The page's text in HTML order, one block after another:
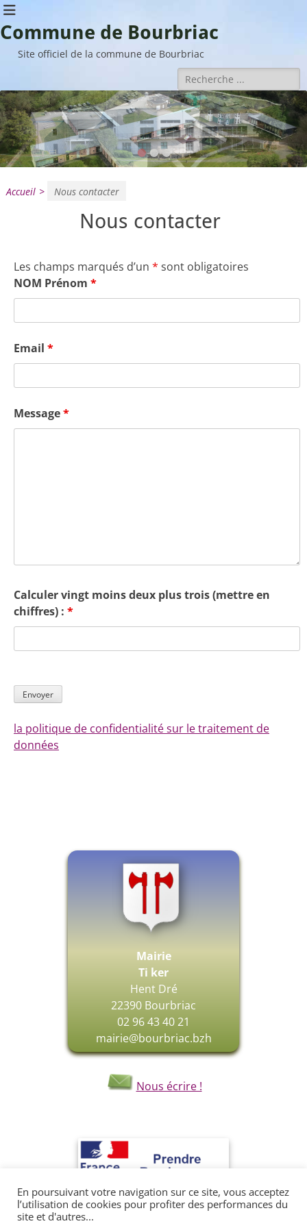
Commune de Bourbriac
Site officiel de la commune de Bourbriac
Rechercher :
•••
Accueil > Nous contacter
Nous contacter
Les champs marqués d’un * sont obligatoires
NOM Prénom *
Email *
Message*
Calculer vingt moins deux plus trois (mettre en
chiffres) : *
la politique de confidentialité sur le traitement de
données
Mairie
Ti ker
Hent Dré
22390 Bourbriac
02 96 43 40 21
mairie@bourbriac.bzh
Nous écrire !
En poursuivant votre navigation sur ce site, vous acceptez
l’utilisation de cookies pour profiter des performances du
site et d'autres...